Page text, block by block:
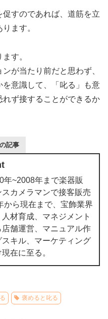
すのであれば、道筋を立
ます。
す。
が当たり前だと思わず、
意識して、「叱る」も意
ず接することができるか
記事
年~2008年まで楽器販
カメラマンで接客販売
ら現在まで、宝飾業界
材育成、マネジメント
舗運営、マニュアル作
スキル、マーケティング
在に至る。
褒めると叱る